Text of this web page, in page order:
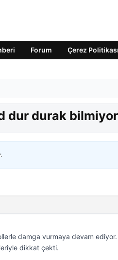
Forum Çerez Politikası
dur durak bilmiyor
damga vurmaya devam ediyor.
dikkat çekti.